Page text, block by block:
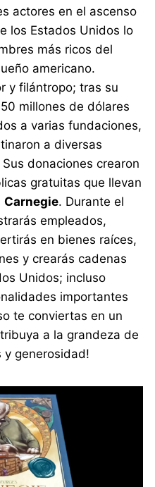
actores en el ascenso
los Estados Unidos lo
más ricos del
americano.
y filántropo; tras su
millones de dólares
a varias fundaciones,
a diversas
donaciones crearon
gratuitas que llevan
Carnegie. Durante el
empleados,
en bienes raíces,
y crearás cadenas
Unidos; incluso
importantes
te conviertas en un
a la grandeza de
y generosidad!